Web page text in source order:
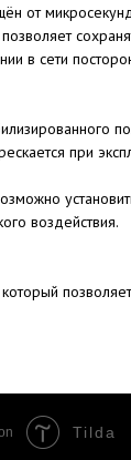
от
в сети
при
воздействия.
Tilda